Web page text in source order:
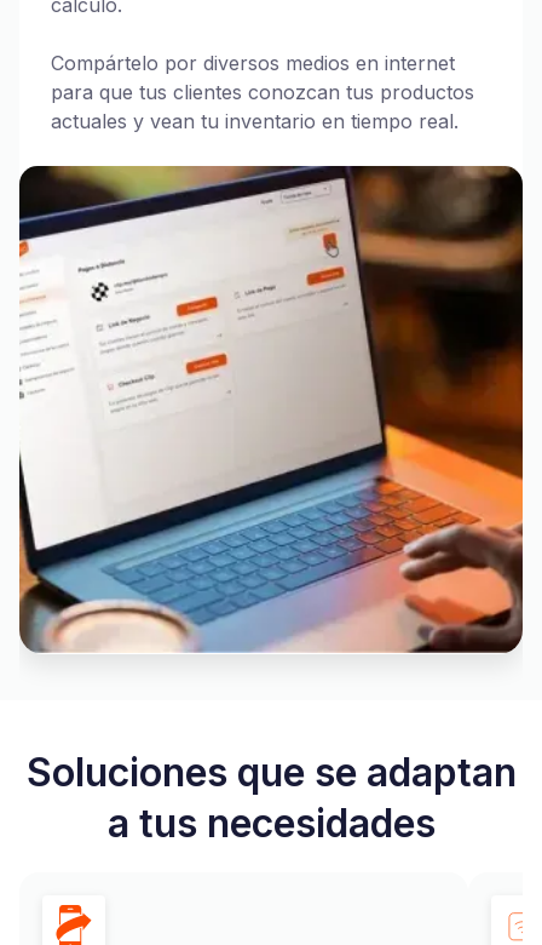
Compártelo por diversos medios en internet
para que tus clientes conozcan tus productos
actuales y vean tu inventario en tiempo real.
Soluciones que se adaptan
a tus necesidades